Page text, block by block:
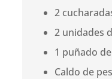
2
2 unidades
1 puñado
Caldo de